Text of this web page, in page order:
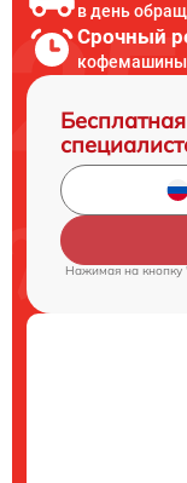
в день
Срочный
кофемашины
Нажимая на кнопку